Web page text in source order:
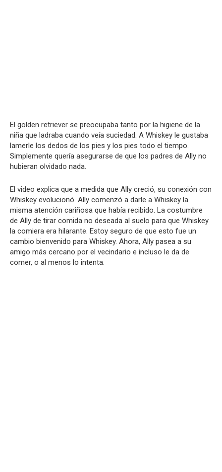
El golden retriever se preocupaba tanto por la higiene de la
niña que ladraba cuando veía suciedad. A Whiskey le gustaba
lamerle los dedos de los pies y los pies todo el tiempo.
Simplemente quería asegurarse de que los padres de Ally no
hubieran olvidado nada.
El video explica que a medida que Ally creció, su conexión con
Whiskey evolucionó. Ally comenzó a darle a Whiskey la
misma atención cariñosa que había recibido. La costumbre
de Ally de tirar comida no deseada al suelo para que Whiskey
la comiera era hilarante. Estoy seguro de que esto fue un
cambio bienvenido para Whiskey. Ahora, Ally pasea a su
amigo más cercano por el vecindario e incluso le da de
comer, o al menos lo intenta.